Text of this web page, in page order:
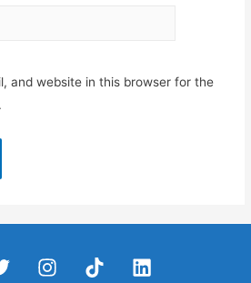
and website in this browser for the